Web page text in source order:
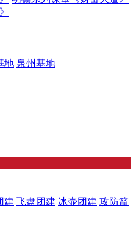
地 泉州基地
建 飞盘团建 冰壶团建 攻防箭